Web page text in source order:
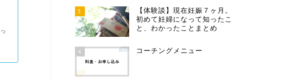
3
【体験談】現在妊娠７ヶ月。
初めて妊婦になって知ったこ
と、わかったことまとめ
4 コーチングメニュー